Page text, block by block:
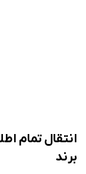
انتقال تمام
برند